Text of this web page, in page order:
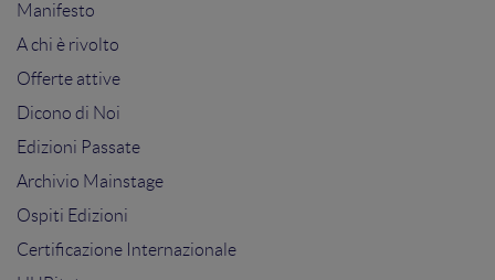
Manifesto
A chi è rivolto
Offerte attive
Dicono di Noi
Edizioni Passate
Archivio Mainstage
Ospiti Edizioni
Certificazione Internazionale